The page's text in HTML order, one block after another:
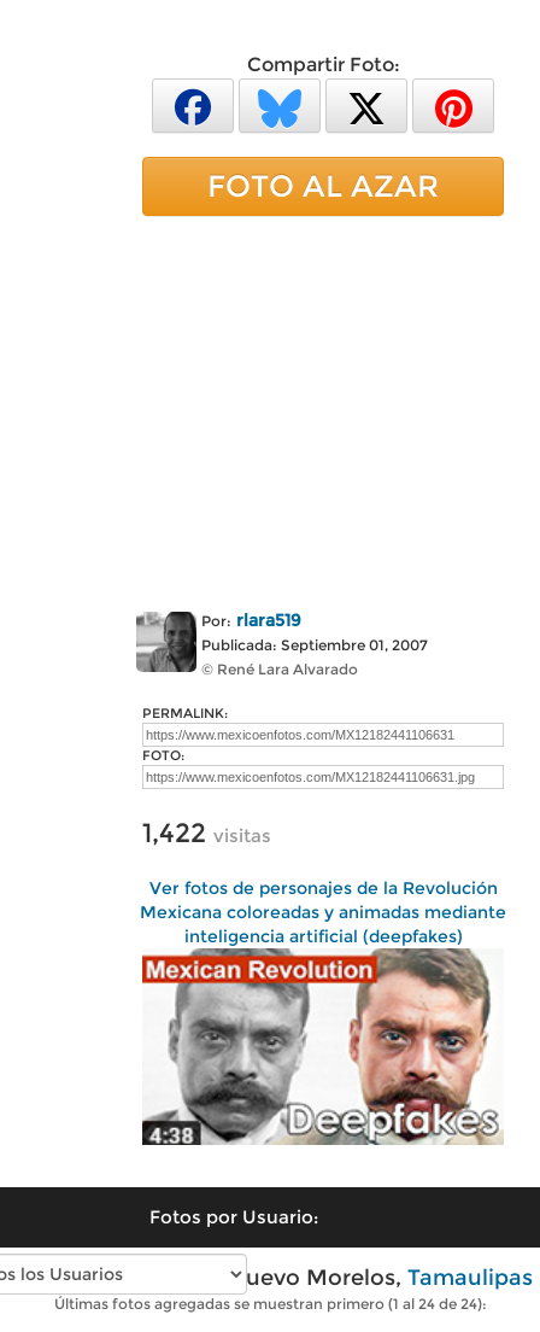
Compartir Foto:
FOTO AL AZAR
Por: rlara519
Publicada: Septiembre 01, 2007
© René Lara Alvarado
PERMALINK:
FOTO:
1,422 visitas
Ver fotos de personajes de la Revolución
Mexicana coloreadas y animadas mediante
inteligencia artificial (deepfakes)
Fotos por Usuario:
Fotos modernas de Nuevo Morelos, Tamaulipas
Últimas fotos agregadas se muestran primero (1 al 24 de 24):